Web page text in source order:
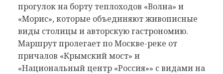
прогулок на борту теплоходов «Волна» и
«Морис», которые объединяют живописные
виды столицы и авторскую гастрономию.
Маршрут пролегает по Москве-реке от
причалов «Крымский мост» и
«Национальный центр «Россия»» с видами на